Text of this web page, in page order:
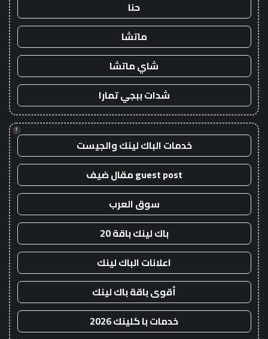
حنا
ماتشا
شاي ماتشا
شدات ببجي تمارا
!
خدمات الباك لينك والجيست
guest post مقال ضيف
سوق العرب
باك لينك باقة 20
اعلانات الباك لينك
أقوى باقة باك لينك
خدمات با كلينك 2026